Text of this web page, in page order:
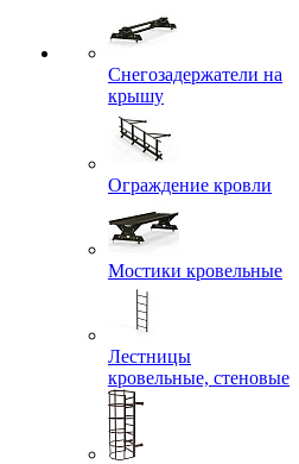
Снегозадержатели на
крышу
Ограждение кровли
Мостики кровельные
Лестницы
кровельные, стеновые